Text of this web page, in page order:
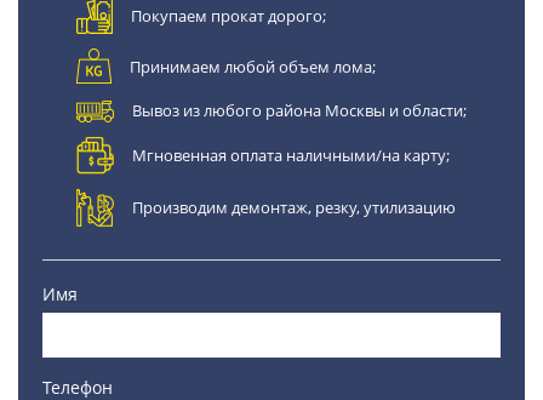
Покупаем прокат дорого;
Принимаем любой объем лома;
Вывоз из любого района Москвы и области;
Мгновенная оплата наличными/на карту;
Производим демонтаж, резку, утилизацию
Имя
Телефон